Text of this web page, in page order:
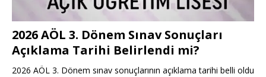
2026 AÖL 3. Dönem Sınav Sonuçları
Açıklama Tarihi Belirlendi mi?
2026 AÖL 3. Dönem sınav sonuçlarının açıklama tarihi belli oldu